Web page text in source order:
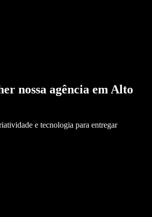
nossa agência em Alto
e tecnologia para entregar